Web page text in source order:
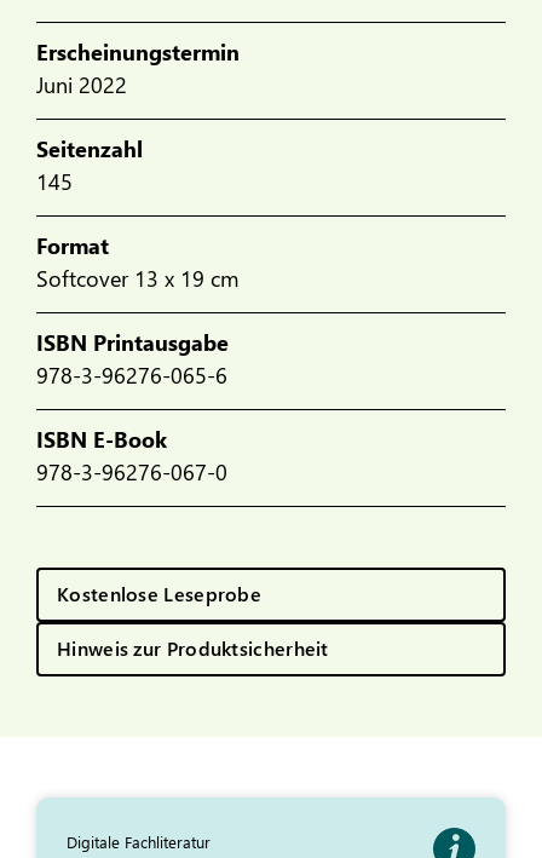
Erscheinungstermin
Juni 2022
Seitenzahl
145
Format
Softcover 13 x 19 cm
ISBN Printausgabe
978-3-96276-065-6
ISBN E-Book
978-3-96276-067-0
Kostenlose Leseprobe
Hinweis zur Produktsicherheit
Digitale Fachliteratur